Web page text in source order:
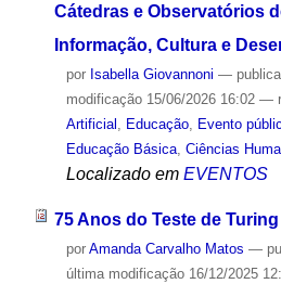
Cátedras e Observatórios
Informação, Cultura e
por Isabella Giovannoni —
modificação15/06/2026 16:02 —
Artificial
Educação, Evento
Educação Básica, Ciências
Localizado em EVENTOS
75 Anos do Teste de Turing
por Amanda Carvalho Matos —
última modificação16/12/2025